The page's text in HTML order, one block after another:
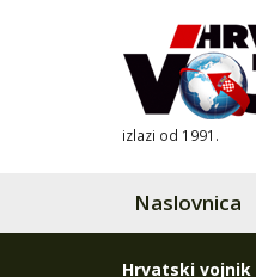
izlazi od 1991.
Naslovnica
Hrvatski vojnik